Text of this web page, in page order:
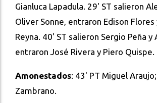
Gianluca Lapadula. 29' ST salieron
Oliver Sonne, entraron Edison Flores
Reyna. 40' ST salieron Sergio Peña y
entraron José Rivera y Piero Quispe.
Amonestados: 43' PT Miguel
Zambrano.